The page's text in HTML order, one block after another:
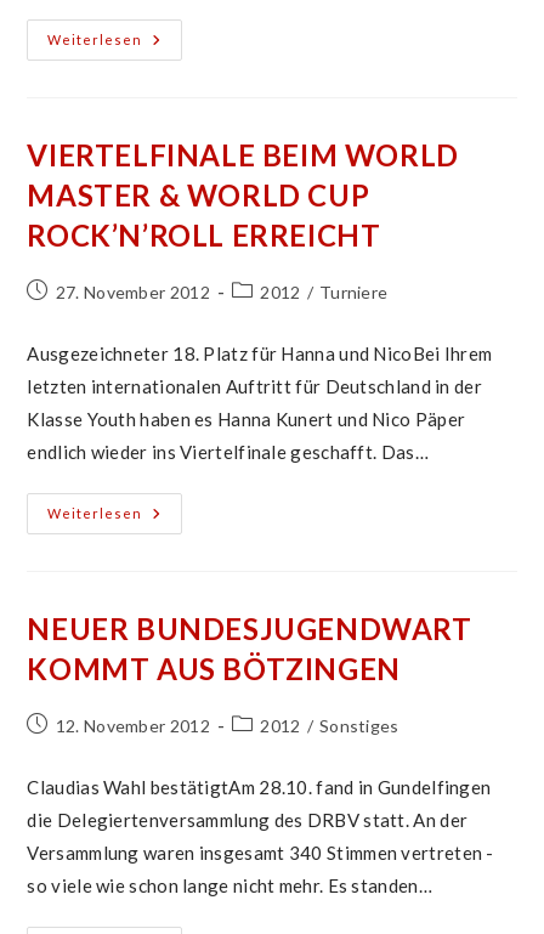
Weiterlesen
Bötzinger
Auf
VIERTELFINALE BEIM WORLD
MASTER & WORLD CUP
ROCK’N’ROLL ERREICHT
Beitrag27. November 2012
Beitrags-
2012 / Turniere
Ausgezeichneter 18. Platz für Hanna und NicoBei Ihrem
letzten internationalen Auftritt für Deutschland in der
Klasse Youth haben es Hanna Kunert und Nico Päper
endlich wieder ins Viertelfinale geschafft. Das…
Weiterlesen
Viertelfinale
Beim
Cup
Rock’n’Roll
NEUER BUNDESJUGENDWART
KOMMT AUS BÖTZINGEN
Beitrag12. November 2012
Beitrags-
2012 / Sonstiges
Claudias Wahl bestätigtAm 28.10. fand in Gundelfingen
die Delegiertenversammlung des DRBV statt. An der
Versammlung waren insgesamt 340 Stimmen vertreten -
so viele wie schon lange nicht mehr. Es standen…